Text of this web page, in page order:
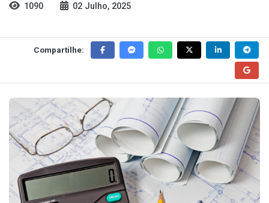
1090 02 Julho, 2025
Compartilhe: